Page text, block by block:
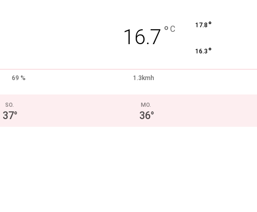
16.7 ° C 17.8 °
16.3 °
69 %
1.3kmh
SO.
37°
MO.
36°